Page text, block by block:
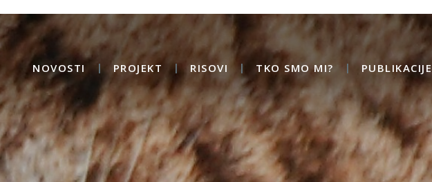
NOVOSTI PROJEKT RISOVI TKO SMO MI? PUBLIKACIJE